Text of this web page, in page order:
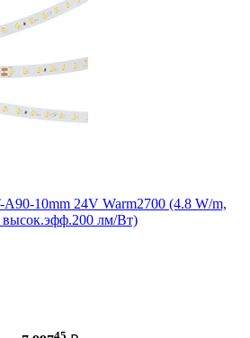
A90-10mm 24V Warm2700 (4.8 W/m,
лм/Вт)